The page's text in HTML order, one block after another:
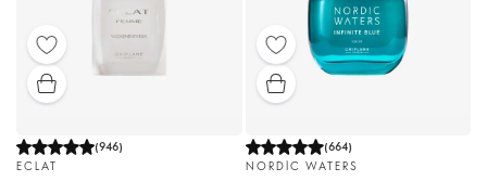
(946)
ECLAT
(664)
NORDIC WATERS